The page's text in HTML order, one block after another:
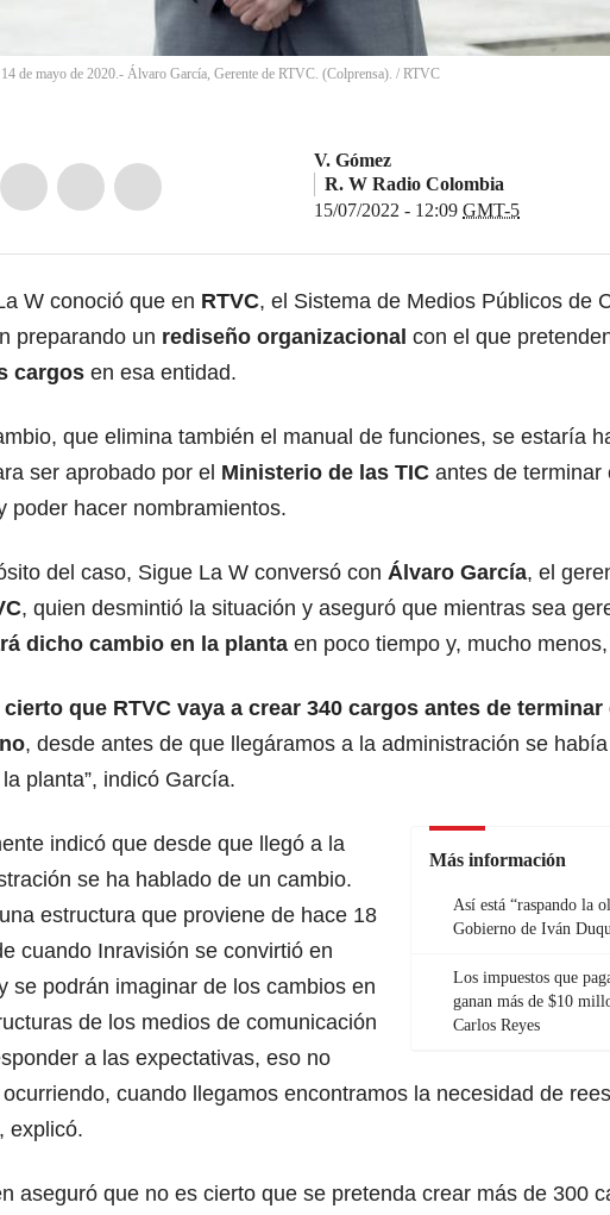
de mayo de 2020.- Álvaro García, Gerente de RTVC. (Colprensa). / RTVC
V. Gómez
R. W Radio Colombia
15/07/2022 - 12:09 GMT-5
W conoció que en RTVC, el Sistema de Medios Públicos de
preparando un rediseño organizacional con el que
cargos en esa entidad.
que elimina también el manual de funciones, se estaría
ser aprobado por el Ministerio de las TIC antes de terminar
poder hacer nombramientos.
del caso, Sigue La W conversó con Álvaro García, el
, quien desmintió la situación y aseguró que mientras sea
dicho cambio en la planta en poco tiempo y, mucho menos,
cierto que RTVC vaya a crear 340 cargos antes de terminar
, desde antes de que llegáramos a la administración se
planta”, indicó García.
Más información
Así está “raspando la
Gobierno de Iván
Los impuestos que
ganan más de $10
Carlos Reyes
indicó que desde que llegó a la
se ha hablado de un cambio.
estructura que proviene de hace 18
cuando Inravisión se convirtió en
se podrán imaginar de los cambios en
de los medios de comunicación
a las expectativas, eso no
cuando llegamos encontramos la necesidad de
explicó.
aseguró que no es cierto que se pretenda crear más de 300